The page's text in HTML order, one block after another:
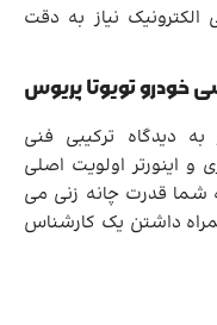
نیاز به دقت
خودرو تویوتا پریوس
به دیدگاه ترکیبی فنی
و اینورتر اولویت اصلی
شما قدرت چانه زنی می
داشتن یک کارشناس